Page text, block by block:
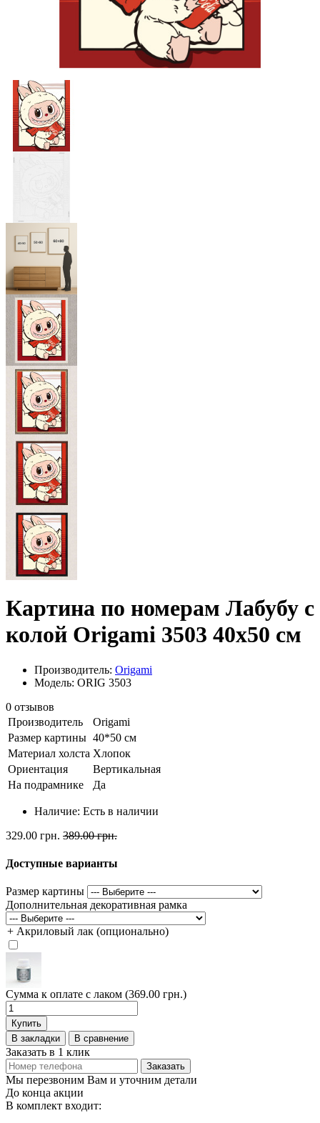
Картина по номерам Лабубу с
колой Origami 3503 40x50 см
Производитель: Origami
Модель: ORIG 3503
0 отзывов
Производитель
Origami
Размер картины 40*50 см
Материал холста Хлопок
Ориентация
Вертикальная
На подрамнике
Да
Наличие: Есть в наличии
329.00 грн. 389.00 грн.
Доступные варианты
Размер картины
Дополнительная декоративная рамка
+ Акриловый лак (опционально)
Сумма к оплате с лаком (369.00 грн.)
Купить
В закладки
В сравнение
Заказать в 1 клик
Заказать
Мы перезвоним Вам и уточним детали
До конца акции
В комплект входит: